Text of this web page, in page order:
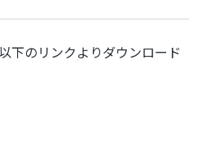
下のリンクよりダウンロード